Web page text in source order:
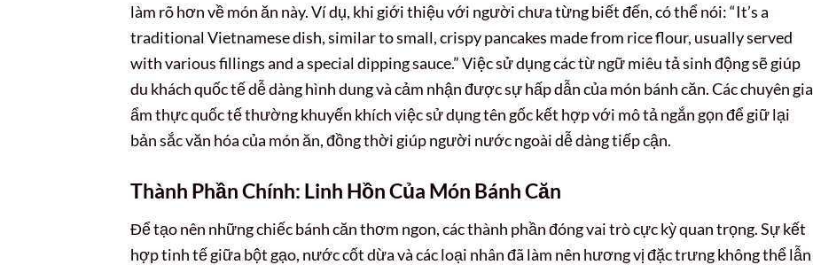
làm rõ hơn về món ăn này. Ví dụ, khi giới thiệu với người chưa từng biết đến, có thể nói: “It’s a
traditional Vietnamese dish, similar to small, crispy pancakes made from rice flour, usually served
with various fillings and a special dipping sauce.” Việc sử dụng các từ ngữ miêu tả sinh động sẽ giúp
du khách quốc tế dễ dàng hình dung và cảm nhận được sự hấp dẫn của món bánh căn. Các chuyên gia
ẩm thực quốc tế thường khuyến khích việc sử dụng tên gốc kết hợp với mô tả ngắn gọn để giữ lại
bản sắc văn hóa của món ăn, đồng thời giúp người nước ngoài dễ dàng tiếp cận.
Thành Phần Chính: Linh Hồn Của Món Bánh Căn
Để tạo nên những chiếc bánh căn thơm ngon, các thành phần đóng vai trò cực kỳ quan trọng. Sự kết
hợp tinh tế giữa bột gạo, nước cốt dừa và các loại nhân đã làm nên hương vị đặc trưng không thể lẫn